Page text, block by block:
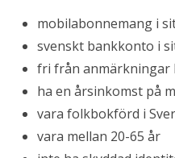
mobilabonnemang i
svenskt bankkonto i
fri från anmärkningar
ha en årsinkomst på
vara folkbokförd i
vara mellan 20-65 år